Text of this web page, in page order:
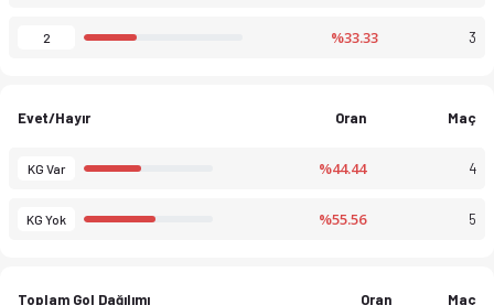
2 %33.33 3
Evet/Hayır Oran Maç
KG Var %44.44 4
KG Yok %55.56 5
Toplam Gol Dağılımı Oran Maç